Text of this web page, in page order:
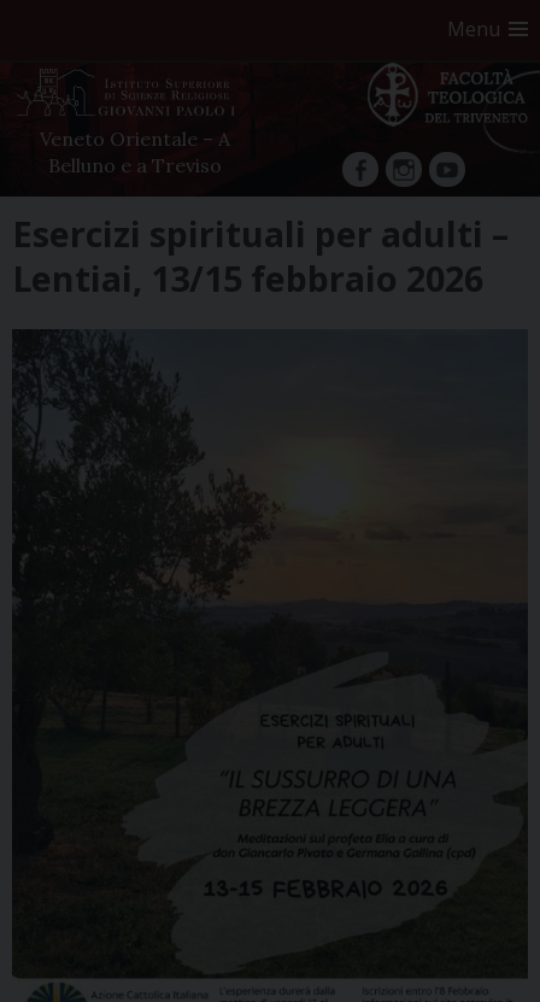
Menu
Veneto Orientale – A
Belluno e a Treviso
facebookInstagram
YouTube
content
Esercizi spirituali per adulti –
Lentiai, 13/15 febbraio 2026